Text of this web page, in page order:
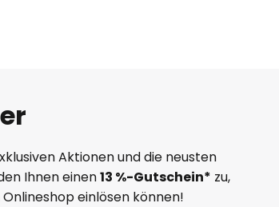
Aktionen und die neusten
Ihnen einen13 %-Gutschein* zu,
einlösen können!